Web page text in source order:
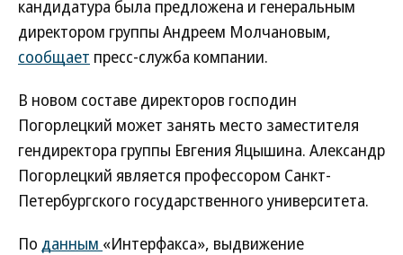
кандидатура была предложена и генеральным
директором группы Андреем Молчановым,
сообщает пресс-служба компании.
В новом составе директоров господин
Погорлецкий может занять место заместителя
гендиректора группы Евгения Яцышина. Александр
Погорлецкий является профессором Санкт-
Петербургского государственного университета.
По данным «Интерфакса», выдвижение